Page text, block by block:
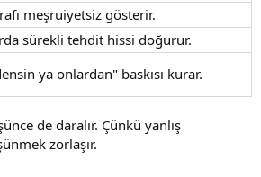
meşruiyetsiz gösterir.
sürekli tehdit hissi doğurur.
ya onlardan" baskısı kurar.
de daralır. Çünkü yanlış
zorlaşır.